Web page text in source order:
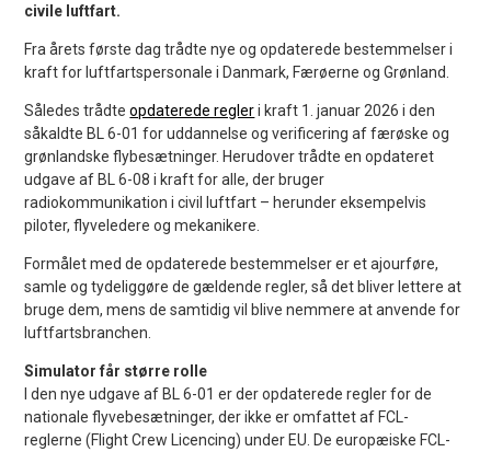
civile luftfart.
Fra årets første dag trådte nye og opdaterede bestemmelser i
kraft for luftfartspersonale i Danmark, Færøerne og Grønland.
Således trådteopdaterede regleri kraft 1. januar 2026 i den
såkaldte BL 6-01 for uddannelse og verificering af færøske og
grønlandske flybesætninger. Herudover trådte en opdateret
udgave af BL 6-08 i kraft for alle, der bruger
radiokommunikation i civil luftfart – herunder eksempelvis
piloter, flyveledere og mekanikere.
Formålet med de opdaterede bestemmelser er et ajourføre,
samle og tydeliggøre de gældende regler, så det bliver lettere at
bruge dem, mens de samtidig vil blive nemmere at anvende for
luftfartsbranchen.
Simulator får større rolle
I den nye udgave af BL 6-01 er der opdaterede regler for de
nationale flyvebesætninger, der ikke er omfattet af FCL-
reglerne (Flight Crew Licencing) under EU. De europæiske FCL-